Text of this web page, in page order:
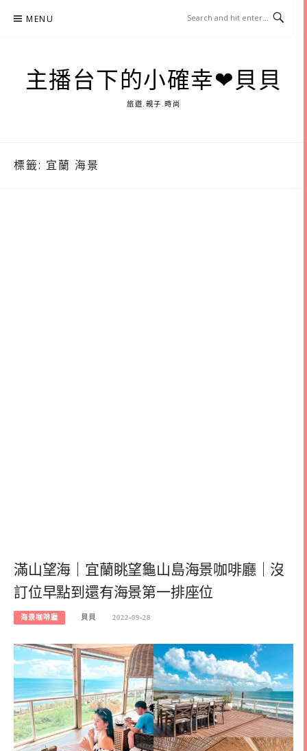
MENU
主播台下的小確幸❤貝貝
旅遊.親子.時尚
標籤: 宜蘭 海景
滿山望海｜宜蘭眺望龜山島海景咖啡廳｜沒
訂位早點到還有海景第一排座位
海景咖啡廳 貝貝 2022-09-28